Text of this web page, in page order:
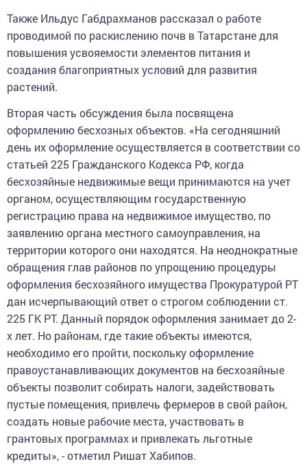
Также Ильдус Габдрахманов рассказал о работе
проводимой по раскислению почв в Татарстане для
повышения усвояемости элементов питания и
создания благоприятных условий для развития
растений.
Вторая часть обсуждения была посвящена
оформлению бесхозных объектов. «На сегодняшний
день их оформление осуществляется в соответствии со
статьей 225 Гражданского Кодекса РФ, когда
бесхозяйные недвижимые вещи принимаются на учет
органом, осуществляющим государственную
регистрацию права на недвижимое имущество, по
заявлению органа местного самоуправления, на
территории которого они находятся. На неоднократные
обращения глав районов по упрощению процедуры
оформления бесхозяйного имущества Прокуратурой РТ
дан исчерпывающий ответ о строгом соблюдении ст.
225 ГК РТ. Данный порядок оформления занимает до 2-
х лет. Но районам, где такие объекты имеются,
необходимо его пройти, поскольку оформление
правоустанавливающих документов на бесхозяйные
объекты позволит собирать налоги, задействовать
пустые помещения, привлечь фермеров в свой район,
создать новые рабочие места, участвовать в
грантовых программах и привлекать льготные
кредиты», - отметил Ришат Хабипов.